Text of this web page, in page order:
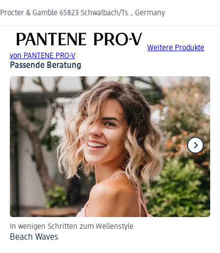
Procter & Gamble 65823 Schwalbach/Ts., Germany
Weitere Produkte
von PANTENE PRO-V
Passende Beratung
In wenigen Schritten zum Wellenstyle
Beach Waves